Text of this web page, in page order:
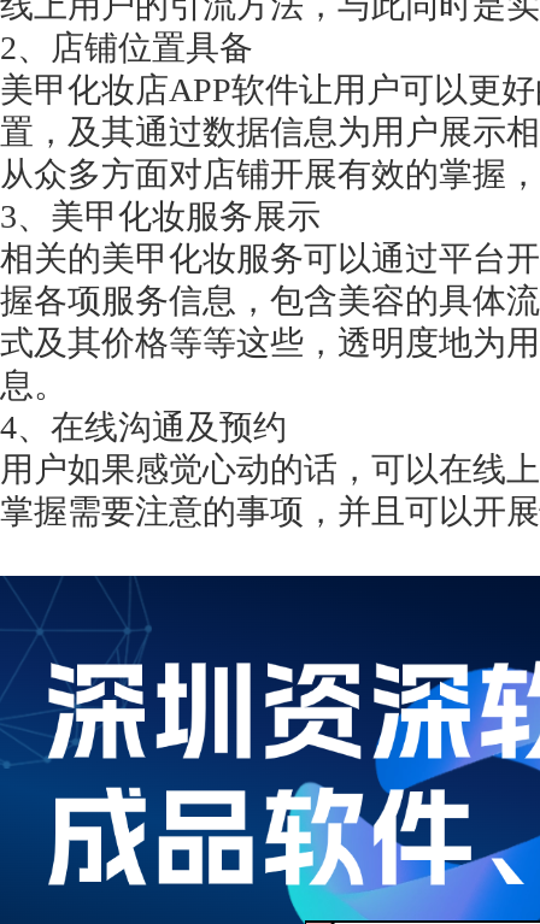
2、店铺位置具备
美甲化妆店APP软件让用户可以更
置，及其通过数据信息为用户展示
从众多方面对店铺开展有效的掌握
3、美甲化妆服务展示
相关的美甲化妆服务可以通过平台
握各项服务信息，包含美容的具体
式及其价格等等这些，透明度地为
息。
4、在线沟通及预约
用户如果感觉心动的话，可以在线
掌握需要注意的事项，并且可以开